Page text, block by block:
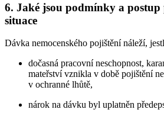
6. Jaké jsou podmínky a postup
situace
Dávka nemocenského pojištění náleží,
dočasná pracovní neschopnost,
mateřství vznikla v době pojištění
v ochranné lhůtě,
nárok na dávku byl uplatněn